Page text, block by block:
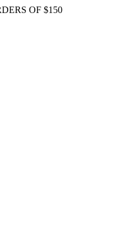
OF $150